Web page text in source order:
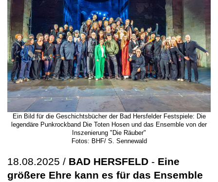
Ein Bild für die Geschichtsbücher der Bad Hersfelder Festspiele: Die
legendäre Punkrockband Die Toten Hosen und das Ensemble von der
Inszenierung "Die Räuber"
Fotos: BHF/ S. Sennewald
18.08.2025 / BAD HERSFELD - Eine
größere Ehre kann es für das Ensemble